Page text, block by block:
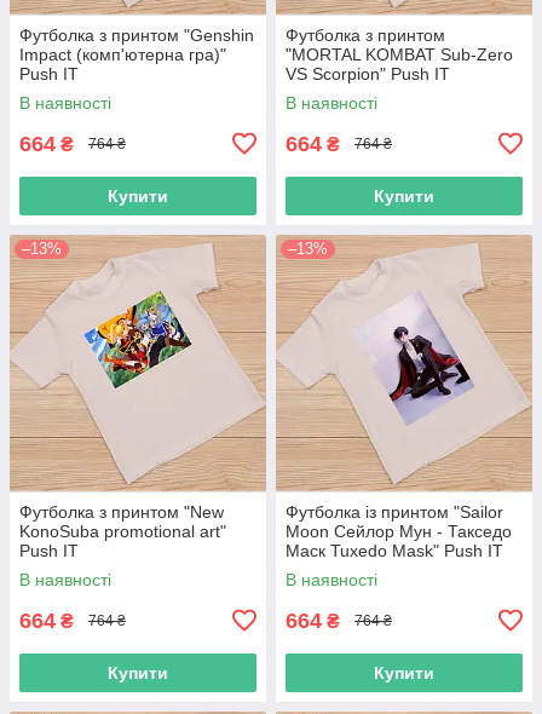
Футболка з принтом "Genshin
Impact (комп'ютерна гра)"
Push IT
В наявності
664 ₴ 764 ₴
Купити
Футболка з принтом
"MORTAL KOMBAT Sub-Zero
VS Scorpion" Push IT
В наявності
664 ₴ 764 ₴
Купити
–13%
Футболка з принтом "New
KonoSuba promotional art"
Push IT
В наявності
664 ₴ 764 ₴
Купити
–13%
Футболка із принтом "Sailor
Moon Сейлор Мун - Такседо
Маск Tuxedo Mask" Push IT
В наявності
664 ₴ 764 ₴
Купити